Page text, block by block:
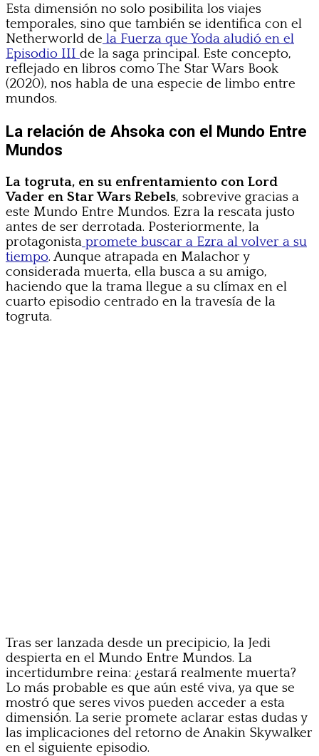
Esta dimensión no solo posibilita los viajes
temporales, sino que también se identifica con el
Netherworld de la Fuerza que Yoda aludió en el
Episodio III de la saga principal. Este concepto,
reflejado en libros como The Star Wars Book
(2020), nos habla de una especie de limbo entre
mundos.
La relación de Ahsoka con el Mundo Entre
Mundos
La togruta, en su enfrentamiento con Lord
Vader en Star Wars Rebels, sobrevive gracias a
este Mundo Entre Mundos. Ezra la rescata justo
antes de ser derrotada. Posteriormente, la
protagonista promete buscar a Ezra al volver a su
tiempo. Aunque atrapada en Malachor y
considerada muerta, ella busca a su amigo,
haciendo que la trama llegue a su clímax en el
cuarto episodio centrado en la travesía de la
togruta.
Tras ser lanzada desde un precipicio, la Jedi
despierta en el Mundo Entre Mundos. La
incertidumbre reina: ¿estará realmente muerta?
Lo más probable es que aún esté viva, ya que se
mostró que seres vivos pueden acceder a esta
dimensión. La serie promete aclarar estas dudas y
las implicaciones del retorno de Anakin Skywalker
en el siguiente episodio.